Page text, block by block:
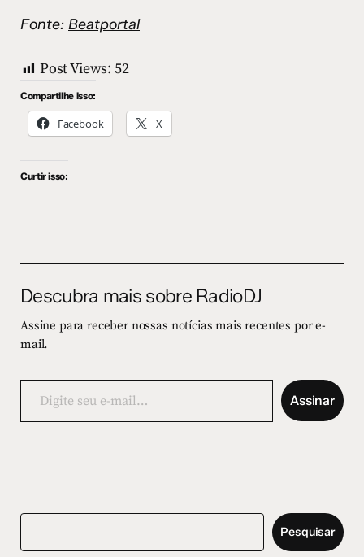
Fonte: Beatportal
Post Views: 52
Compartilhe isso:
Facebook X
Curtir isso:
Descubra mais sobre RadioDJ
Assine para receber nossas notícias mais recentes por e-
mail.
mail…
Assinar
Pesquisar